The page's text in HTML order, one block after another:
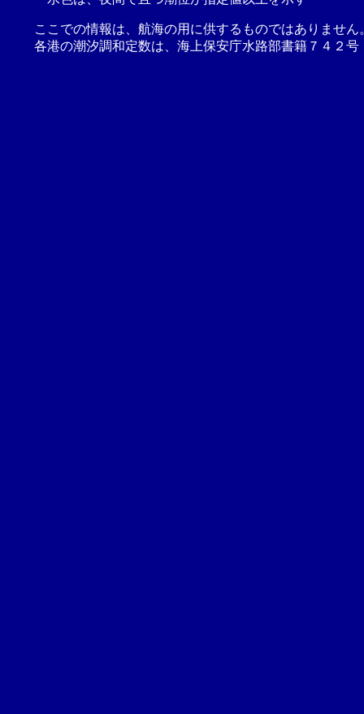
ここでの情報は、航海の用に供するものではありませ
各港の潮汐調和定数は、海上保安庁水路部書籍７４２